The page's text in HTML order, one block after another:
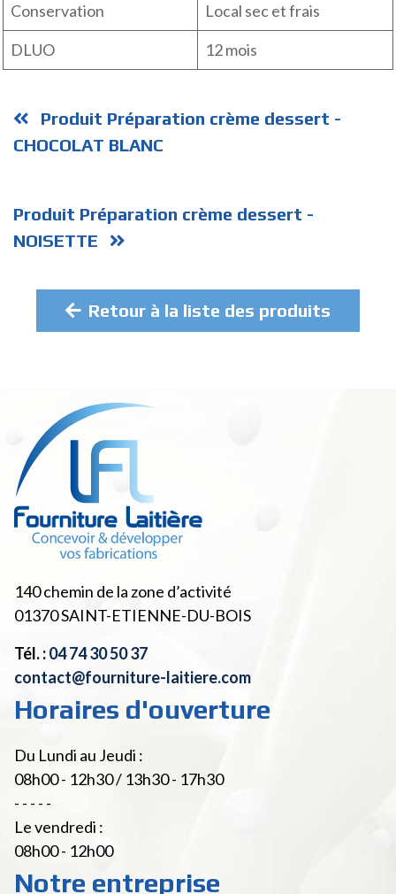
Conservation
Local sec et frais
DLUO
12 mois
Produit Préparation crème dessert -
CHOCOLAT BLANC
Produit Préparation crème dessert -
NOISETTE
Retour à la liste des produits
140 chemin de la zone d’activité
01370SAINT-ETIENNE-DU-BOIS
Tél. :04 74 30 50 37
contact@fourniture-laitiere.com
Horaires d'ouverture
Du Lundi au Jeudi :
08h00 - 12h30 / 13h30 - 17h30
- - - - -
Le vendredi :
08h00 - 12h00
Notre entreprise